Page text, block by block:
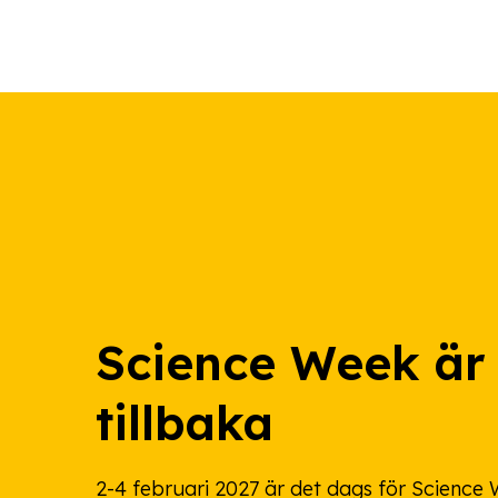
Science Week är
tillbaka
2-4 februari 2027 är det dags för Science